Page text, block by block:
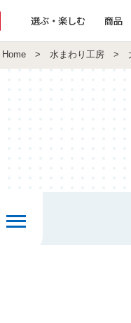
選ぶ・楽しむ 商品
Home > 水まわり工房 >